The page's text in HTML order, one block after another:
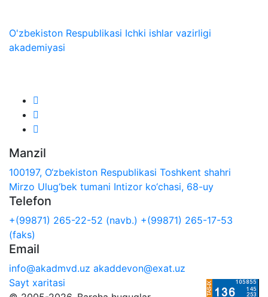
O'zbekiston Respublikasi Ichki ishlar vazirligi
akademiyasi
Manzil
100197, O‘zbekiston Respublikasi Toshkent shahri
Mirzo Ulug‘bek tumani Intizor ko‘chasi, 68-uy
Telefon
+(99871) 265-22-52 (navb.) +(99871) 265-17-53
(faks)
Email
info@akadmvd.uz akaddevon@exat.uz
Sayt xaritasi